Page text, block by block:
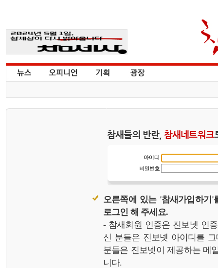
참새들의 반란, 참새네트워크
오른쪽에 있는 '참새가입하기
로그인 해 주세요.
- 참새회원 인증은 진보넷 인
신 분들은 진보넷 아이디를
분들은 진보넷이 제공하는 메
니다.